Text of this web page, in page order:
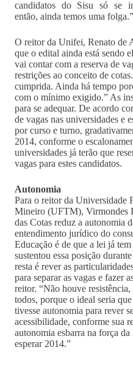
candidatos do Sisu só se
então, ainda temos uma folga.”
O reitor da Unifei, Renato de
que o edital ainda está sendo
vai contar com a reserva de
restrições ao conceito de
cumprida. Ainda há tempo
com o mínimo exigido.” As
para se adequar. De acordo
de vagas nas universidades e
por curso e turno,
2014, conforme o
universidades já terão que
vagas para estes candidatos.
Autonomia
Para o reitor da Universidade
Mineiro (UFTM), Virmondes
das Cotas reduz a autonomia
entendimento jurídico do
Educação é de que a lei já
sustentou essa posição
resta é rever as
para separar as vagas e fazer
reitor. “Não houve
todos, porque o ideal seria
tivesse autonomia para rever
acessibilidade, conforme sua
autonomia esbarra na força
esperar 2014.”